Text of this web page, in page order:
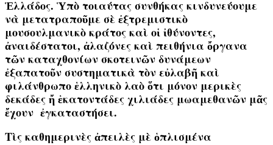
Ἑλλάδος. Ὑπὸ τοιαύτας συνθήκας κινδυνεύουμε
νὰ μετατραποῦμε σὲ ἐξτρεμιστικὸ
μουσουλμανικὸ κράτος καὶ οἱ ἰθύνοντες,
ἀναιδέστατοι, ἀλαζόνες καὶ πειθήνια ὄργανα
τῶν καταχθονίων σκοτεινῶν δυνάμεων
ἐξαπατοῦν συστηματικὰ τὸν εὐλαβῆ καὶ
φιλάνθρωπο ἑλληνικὸ λαὸ ὅτι μόνον μερικὲς
δεκάδες ἤ ἑκατοντάδες χιλιάδες μωαμεθανῶν μᾶς
ἔχουν ἐγκαταστήσει.
Τὶς καθημερινὲς ἀπειλὲς μὲ ὁπλισμένα